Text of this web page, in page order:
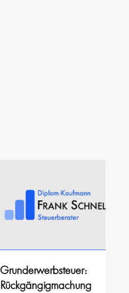
Grunderwerbsteuer:
Rückgängigmachung